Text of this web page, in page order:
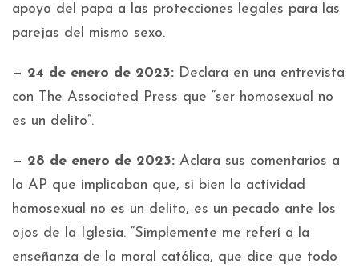
apoyo del papa a las protecciones legales para las
parejas del mismo sexo.
— 24 de enero de 2023: Declara en una entrevista
con The Associated Press que “ser homosexual no
es un delito”.
— 28 de enero de 2023: Aclara sus comentarios a
la AP que implicaban que, si bien la actividad
homosexual no es un delito, es un pecado ante los
ojos de la Iglesia. “Simplemente me referí a la
enseñanza de la moral católica, que dice que todo